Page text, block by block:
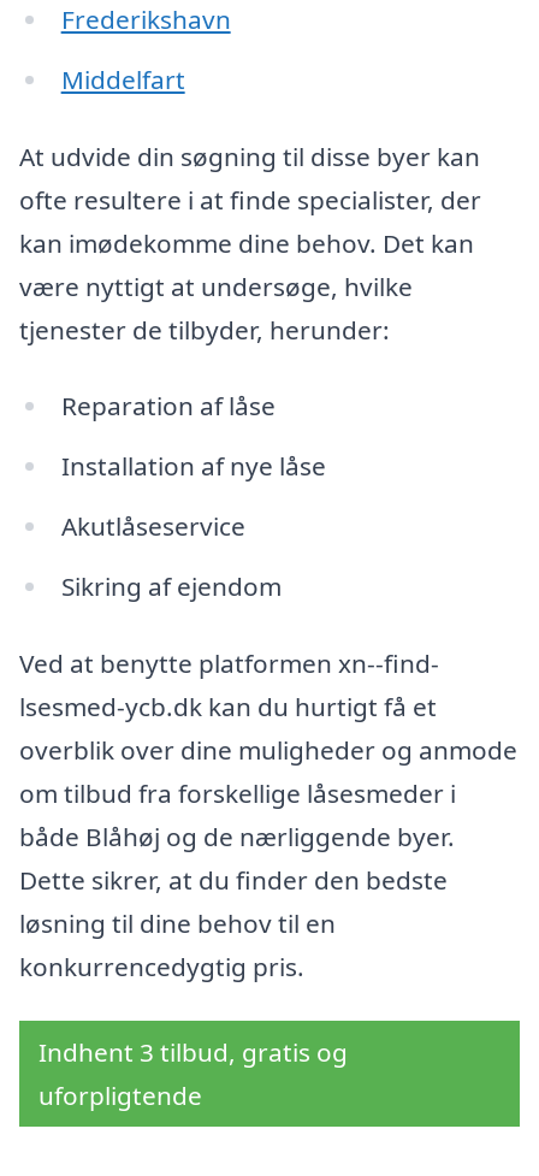
Frederikshavn
Middelfart
At udvide din søgning til disse byer kan
ofte resultere i at finde specialister, der
kan imødekomme dine behov. Det kan
være nyttigt at undersøge, hvilke
tjenester de tilbyder, herunder:
Reparation af låse
Installation af nye låse
Akutlåseservice
Sikring af ejendom
Ved at benytte platformen xn--find-
lsesmed-ycb.dk kan du hurtigt få et
overblik over dine muligheder og anmode
om tilbud fra forskellige låsesmeder i
både Blåhøj og de nærliggende byer.
Dette sikrer, at du finder den bedste
løsning til dine behov til en
konkurrencedygtig pris.
Indhent 3 tilbud, gratis og
uforpligtende